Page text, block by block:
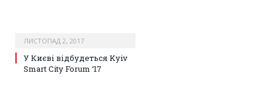
ЛИСТОПАД 2, 2017
У Києві відбудеться Kyiv
Smart City Forum ‘17